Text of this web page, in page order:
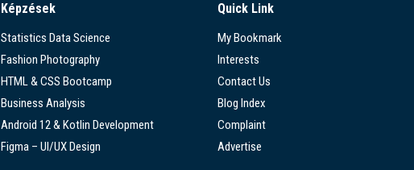
Képzések
Statistics Data Science
Fashion Photography
HTML & CSS Bootcamp
Business Analysis
Android 12 & Kotlin Development
Figma – UI/UX Design
Quick Link
My Bookmark
Interests
Contact Us
Blog Index
Complaint
Advertise